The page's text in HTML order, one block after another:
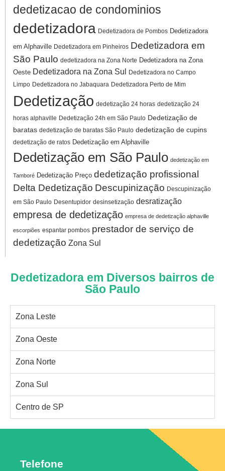
dedetizacao de condominios
dedetizadora Dedetizadora de Pombos Dedetizadora
em Alphaville Dedetizadora em Pinheiros Dedetizadora em
São Paulo dedetizadora na Zona Norte Dedetizadora na Zona
Oeste Dedetizadora na Zona Sul
Dedetizadora no Campo
Limpo Dedetizadora no Jabaquara Dedetizadora Perto de Mim
Dedetização dedetização 24 horas dedetização 24
horas alphaville Dedetização 24h em São Paulo Dedetização de
baratas dedetização de baratas São Paulo dedetização de cupins
dedetização de ratos Dedetização em Alphaville
Dedetização em São Paulo dedetização em
Tamboré Dedetização Preço dedetização profissional
Delta Dedetização Descupinização Descupinização
em São Paulo Desentupidor desinsetização desratização
empresa de dedetização empresa de dedetização alphaville
escorpiões espantar pombos prestador de serviço de
dedetização Zona Sul
Dedetizadora em Diversos bairros de
São Paulo
Zona Leste
Zona Oeste
Zona Norte
Zona Sul
Centro de SP
Telefone